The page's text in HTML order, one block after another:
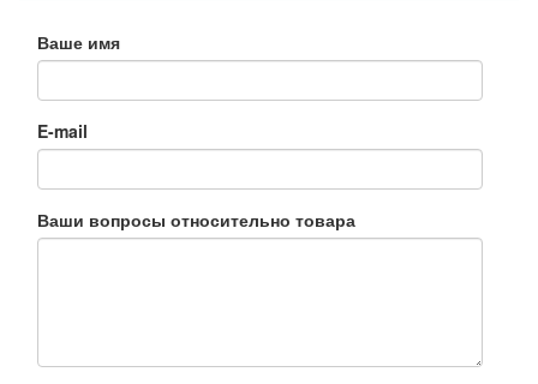
Ваше имя
E-mail
Ваши вопросы относительно товара